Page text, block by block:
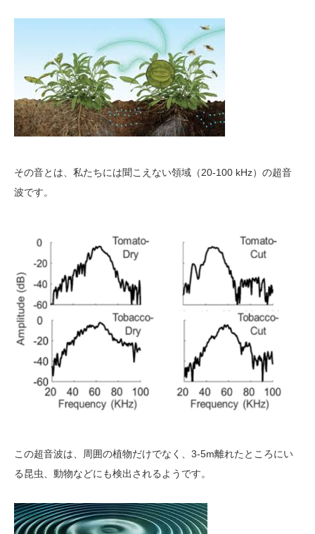
その音とは、私たちには聞こえない領域（20-100 kHz）の超音
波です。
この超音波は、周囲の植物だけでなく、3-5m離れたところにい
る昆虫、動物などにも検出されるようです。